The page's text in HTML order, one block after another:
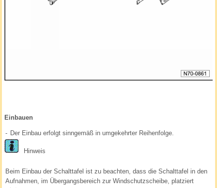
Einbauen
- Der Einbau erfolgt sinngemäß in umgekehrter Reihenfolge.
Hinweis
Beim Einbau der Schalttafel ist zu beachten, dass die Schalttafel in den
Aufnahmen, im Übergangsbereich zur Windschutzscheibe, platziert